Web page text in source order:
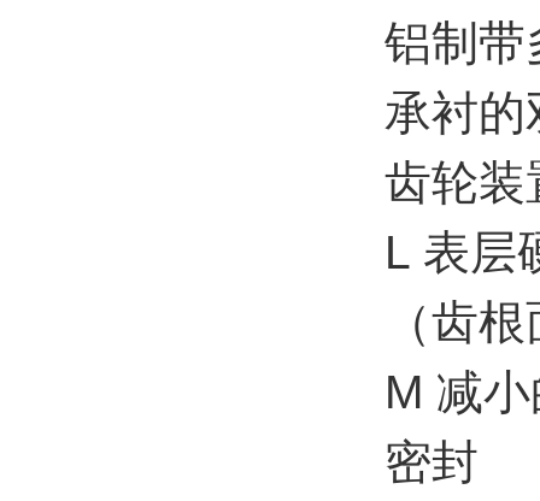
铝制带
承衬的
齿轮装
L 表层
（齿
M 减
密封